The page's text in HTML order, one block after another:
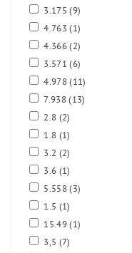
3.175(9)
4.763(1)
4.366(2)
3.571(6)
4.978(11)
7.938(13)
2.8 (2)
1.8 (1)
3.2 (2)
3.6 (1)
5.558(3)
1.5 (1)
15.49(1)
3,5 (7)